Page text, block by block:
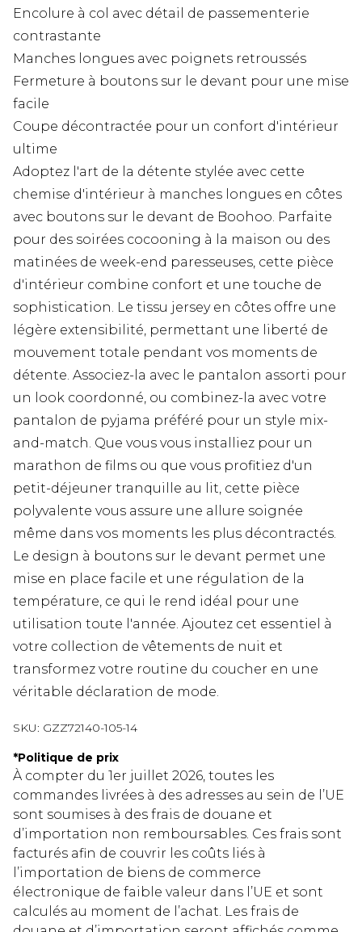
Encolure à col avec détail de passementerie
contrastante
Manches longues avec poignets retroussés
Fermeture à boutons sur le devant pour une mise
facile
Coupe décontractée pour un confort d'intérieur
ultime
Adoptez l'art de la détente stylée avec cette
chemise d'intérieur à manches longues en côtes
avec boutons sur le devant de Boohoo. Parfaite
pour des soirées cocooning à la maison ou des
matinées de week-end paresseuses, cette pièce
d'intérieur combine confort et une touche de
sophistication. Le tissu jersey en côtes offre une
légère extensibilité, permettant une liberté de
mouvement totale pendant vos moments de
détente. Associez-la avec le pantalon assorti pour
un look coordonné, ou combinez-la avec votre
pantalon de pyjama préféré pour un style mix-
and-match. Que vous vous installiez pour un
marathon de films ou que vous profitiez d'un
petit-déjeuner tranquille au lit, cette pièce
polyvalente vous assure une allure soignée
même dans vos moments les plus décontractés.
Le design à boutons sur le devant permet une
mise en place facile et une régulation de la
température, ce qui le rend idéal pour une
utilisation toute l'année. Ajoutez cet essentiel à
votre collection de vêtements de nuit et
transformez votre routine du coucher en une
véritable déclaration de mode.
SKU: GZZ72140-105-14
*Politique de prix
À compter du 1er juillet 2026, toutes les
commandes livrées à des adresses au sein de l’UE
sont soumises à des frais de douane et
d’importation non remboursables. Ces frais sont
facturés afin de couvrir les coûts liés à
l’importation de biens de commerce
électronique de faible valeur dans l’UE et sont
calculés au moment de l’achat. Les frais de